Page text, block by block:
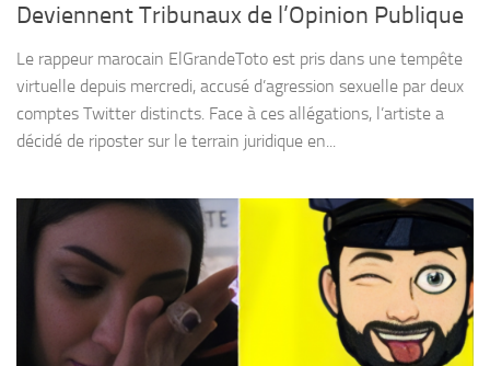
Deviennent Tribunaux de l’Opinion Publique
Le rappeur marocain ElGrandeToto est pris dans une tempête
virtuelle depuis mercredi, accusé d’agression sexuelle par deux
comptes Twitter distincts. Face à ces allégations, l’artiste a
décidé de riposter sur le terrain juridique en...